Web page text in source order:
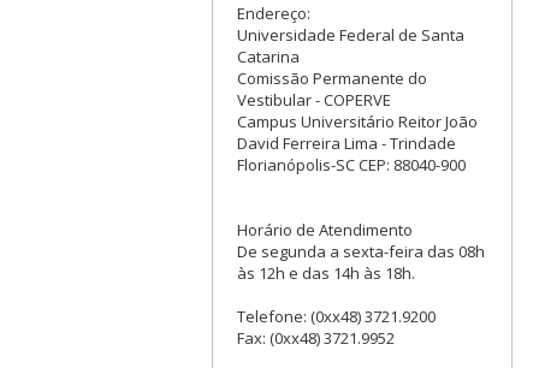
Endereço:
Universidade Federal de Santa
Catarina
Comissão Permanente do
Vestibular - COPERVE
Campus Universitário Reitor João
David Ferreira Lima - Trindade
Florianópolis-SC CEP: 88040-900
Horário de Atendimento
De segunda a sexta-feira das 08h
às 12h e das 14h às 18h.
Telefone: (0xx48) 3721.9200
Fax: (0xx48) 3721.9952